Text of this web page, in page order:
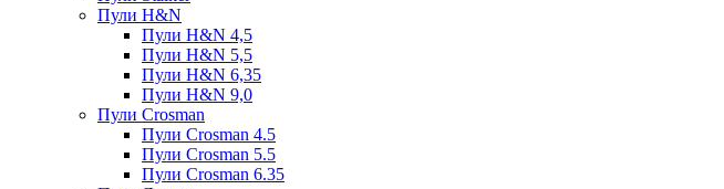
Пули H&N
Пули H&N 4,5
Пули H&N 5,5
Пули H&N 6,35
Пули H&N 9,0
Пули Crosman
Пули Crosman 4.5
Пули Crosman 5.5
Пули Crosman 6.35